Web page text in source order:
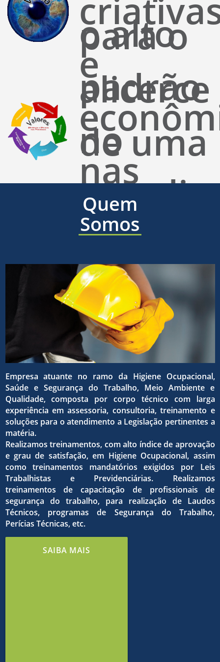
para o
alicerce
de uma
base
sólida e
eficaz,
para o
dos
comuns
e
nas
áreas
de
higiene
do
o alto
padrão
no
a ética,
a
da
o
estrito
Quem
Somos
Empresa atuante no ramo da Higiene Ocupacional,
Saúde e Segurança do Trabalho, Meio Ambiente e
Qualidade, composta por corpo técnico com larga
experiência em assessoria, consultoria, treinamento e
soluções para o atendimento a Legislação pertinentes a
matéria.
Realizamos treinamentos, com alto índice de aprovação
e grau de satisfação, em Higiene Ocupacional, assim
como treinamentos mandatórios exigidos por Leis
Trabalhistas e Previdenciárias. Realizamos
treinamentos de capacitação de profissionais de
segurança do trabalho, para realização de Laudos
Técnicos, programas de Segurança do Trabalho,
Perícias Técnicas, etc.
SAIBA MAIS